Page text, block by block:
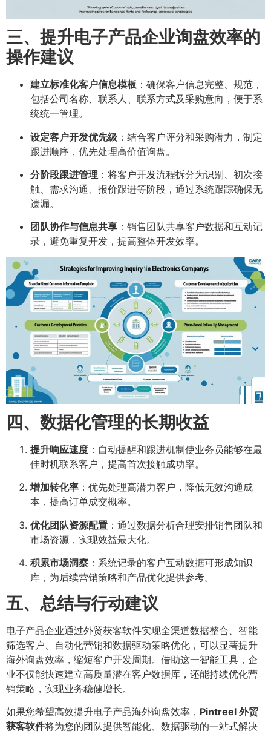
三、提升电子产品企业询盘效率的
操作建议
建立标准化客户信息模板 ：确保客户信息完整、规范，
包括公司名称、联系人、联系方式及采购意向，便于系
统统一管理。
设定客户开发优先级 ：结合客户评分和采购潜力，制定
跟进顺序，优先处理高价值询盘。
分阶段跟进管理 ：将客户开发流程拆分为识别、初次接
触、需求沟通、报价跟进等阶段，通过系统跟踪确保无
遗漏。
团队协作与信息共享 ：销售团队共享客户数据和互动记
录，避免重复开发，提高整体开发效率。
四、数据化管理的长期收益
提升响应速度 ：自动提醒和跟进机制使业务员能够在最
佳时机联系客户，提高首次接触成功率。
增加转化率 ：优先处理高潜力客户，降低无效沟通成
本，提高订单成交概率。
优化团队资源配置 ：通过数据分析合理安排销售团队和
市场资源，实现效益最大化。
积累市场洞察 ：系统记录的客户互动数据可形成知识
库，为后续营销策略和产品优化提供参考。
五、总结与行动建议
电子产品企业通过外贸获客软件实现全渠道数据整合、智能
筛选客户、自动化营销和数据驱动策略优化，可以显著提升
海外询盘效率，缩短客户开发周期。借助这一智能工具，企
业不仅能快速建立高质量潜在客户数据库，还能持续优化营
销策略，实现业务稳健增长。
如果您希望高效提升电子产品海外询盘效率， Pintreel 外贸
获客软件将为您的团队提供智能化、数据驱动的一站式解决